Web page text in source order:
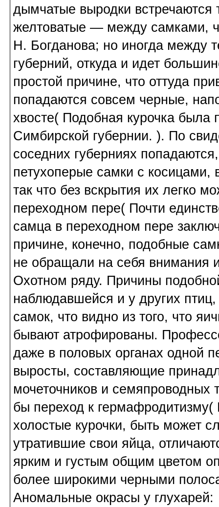
дымчатые выродки
желтоватые — между самками,
Н. Богданова; но иногда между
губерний, откуда и идет
простой причине, что оттуда
попадаются совсем черные,
хвосте( Подобная курочка была
Симбирской губернии. ). По
соседних губерниях
петухоперые самки с
так что без вскрытия их легко
переходном пере( Почти
самца в переходном пере
причине, конечно, подобные
не обращали на себя внимания
Охотном ряду. Причины
наблюдавшейся и у других
самок, что видно из того, что
бывают атрофированы.
даже в половых органах одной
выросты, составляющие
мочеточников и семяпроводных
бы переход к
холостые курочки, быть может
утратившие свои яйца,
ярким и густым общим цветом
более широкими черными
Аномальные окрасы у глухарей: